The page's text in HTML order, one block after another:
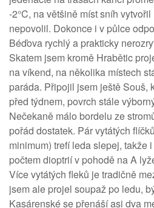
-2°C, na většině míst sníh
nepovolil. Dokonce i v půlce
Béďova rychlý a prakticky
Skatem jsem kromě Hrabětic
na víkend, na několika místech
paráda. Připojil jsem ještě Souš,
před týdnem, povrch stále
Nečekaně málo bordelu ze
pořád dostatek. Pár vytátých
minimum) trefí leda slepej, takže
počtem dioptrií v pohodě na A
Více vytátých fleků je tradičně
jsem ale projel soupaž po ledu,
Kasárenské se přenáší asi dva